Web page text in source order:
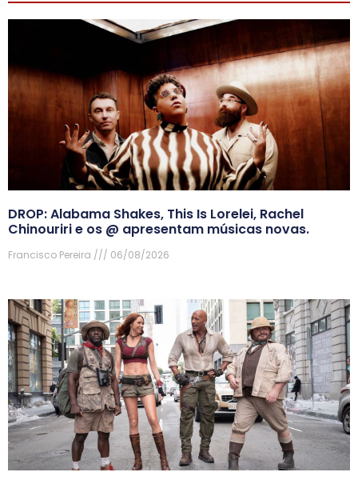
DROP: Alabama Shakes, This Is Lorelei, Rachel
Chinouriri e os @ apresentam músicas novas.
Francisco Pereira 06/08/2026